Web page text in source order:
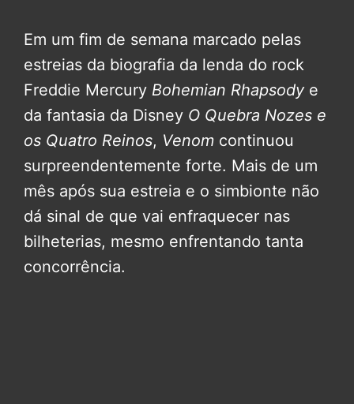
Em um fim de semana marcado pelas
estreias da biografia da lenda do rock
Freddie Mercury Bohemian Rhapsody e
da fantasia da Disney O Quebra Nozes e
os Quatro Reinos, Venom continuou
surpreendentemente forte. Mais de um
mês após sua estreia e o simbionte não
dá sinal de que vai enfraquecer nas
bilheterias, mesmo enfrentando tanta
concorrência.